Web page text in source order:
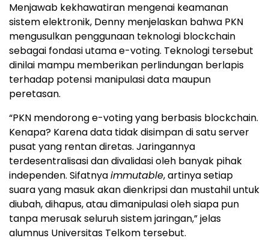
Menjawab kekhawatiran mengenai keamanan
sistem elektronik, Denny menjelaskan bahwa PKN
mengusulkan penggunaan teknologi blockchain
sebagai fondasi utama e-voting. Teknologi tersebut
dinilai mampu memberikan perlindungan berlapis
terhadap potensi manipulasi data maupun
peretasan.
“PKN mendorong e-voting yang berbasis blockchain.
Kenapa? Karena data tidak disimpan di satu server
pusat yang rentan diretas. Jaringannya
terdesentralisasi dan divalidasi oleh banyak pihak
independen. Sifatnyaimmutable, artinya setiap
suara yang masuk akan dienkripsi dan mustahil untuk
diubah, dihapus, atau dimanipulasi oleh siapa pun
tanpa merusak seluruh sistem jaringan,” jelas
alumnus Universitas Telkom tersebut.